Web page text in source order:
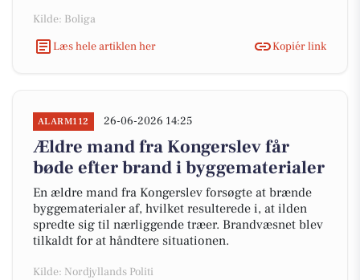
Kilde: Boliga
Læs hele artiklen her
Kopiér link
ALARM112 26-06-2026 14:25
Ældre mand fra Kongerslev får
bøde efter brand i byggematerialer
En ældre mand fra Kongerslev forsøgte at brænde
byggematerialer af, hvilket resulterede i, at ilden
spredte sig til nærliggende træer. Brandvæsnet blev
tilkaldt for at håndtere situationen.
Kilde: Nordjyllands Politi